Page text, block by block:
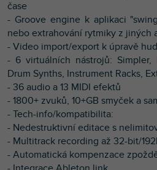
čase
- Groove engine k aplikaci
nebo extrahování rytmiky z jiných
- Video import/export k úpravě
- 6 virtuálních nástrojů: Simpler,
Drum Synths, Instrument Racks,
- 36 audio a 13 MIDI efektů
- 1800+ zvuků, 10+GB smyček a
- Tech-info/kompatibilita:
- Nedestruktivní editace s
- Multitrack recording až 32-bit/
- Automatická kompenzace